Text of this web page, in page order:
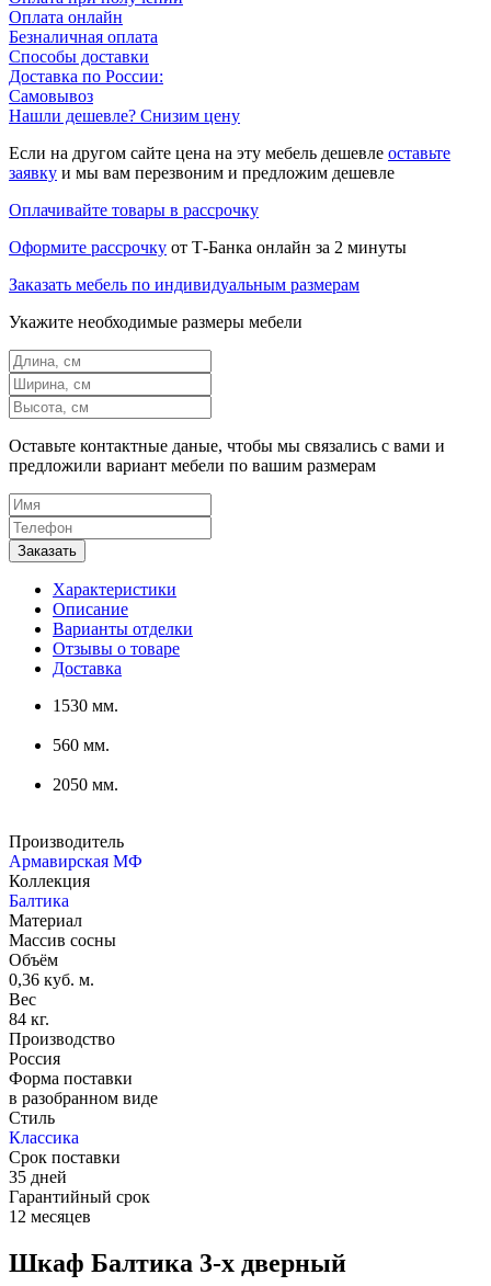
Оплата онлайн
Безналичная оплата
Способы доставки
Доставка по России:
Самовывоз
Нашли дешевле? Снизим цену
Если на другом сайте цена на эту мебель дешевле оставьте
заявку и мы вам перезвоним и предложим дешевле
Оплачивайте товары в рассрочку
Оформите рассрочку от Т-Банка онлайн за 2 минуты
Заказать мебель по индивидуальным размерам
Укажите необходимые размеры мебели
Оставьте контактные даные, чтобы мы связались с вами и
предложили вариант мебели по вашим размерам
Характеристики
Описание
Варианты отделки
Отзывы о товаре
Доставка
1530 мм.
560 мм.
2050 мм.
Производитель
Армавирская МФ
Коллекция
Балтика
Материал
Массив сосны
Объём
0,36 куб. м.
Вес
84 кг.
Производство
Россия
Форма поставки
в разобранном виде
Стиль
Классика
Срок поставки
35 дней
Гарантийный срок
12 месяцев
Шкаф Балтика 3-х дверный